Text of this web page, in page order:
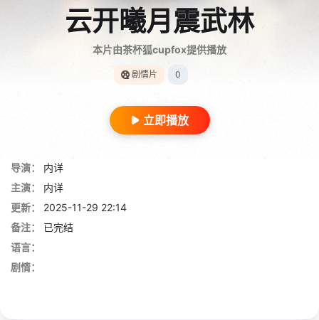
云开曦月震武林
本片由茶杯狐cupfox提供播放
剧情片 0
立即播放
导演：
内详
主演：
内详
更新：
2025-11-29 22:14
备注：
已完结
语言：
剧情：